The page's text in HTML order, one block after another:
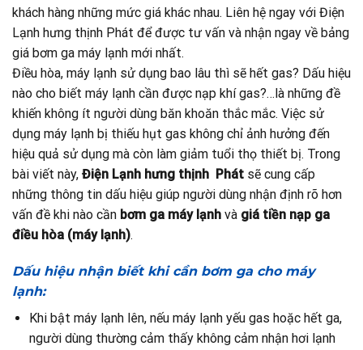
khách hàng những mức giá khác nhau. Liên hệ ngay với Điện
Lạnh hưng thịnh Phát để được tư vấn và nhận ngay về bảng
giá bơm ga máy lạnh mới nhất.
Điều hòa, máy lạnh sử dụng bao lâu thì sẽ hết gas? Dấu hiệu
nào cho biết máy lạnh cần được nạp khí gas?…là những đề
khiến không ít người dùng băn khoăn thắc mắc. Việc sử
dụng máy lạnh bị thiếu hụt gas không chỉ ảnh hưởng đến
hiệu quả sử dụng mà còn làm giảm tuổi thọ thiết bị. Trong
bài viết này, Điện Lạnh hưng thịnh Phát sẽ cung cấp
những thông tin dấu hiệu giúp người dùng nhận định rõ hơn
vấn đề khi nào cần bơm ga máy lạnh và giá tiền nạp ga
điều hòa (máy lạnh).
Dấu hiệu nhận biết khi cần bơm ga cho máy
lạnh:
Khi bật máy lạnh lên, nếu máy lạnh yếu gas hoặc hết ga,
người dùng thường cảm thấy không cảm nhận hơi lạnh